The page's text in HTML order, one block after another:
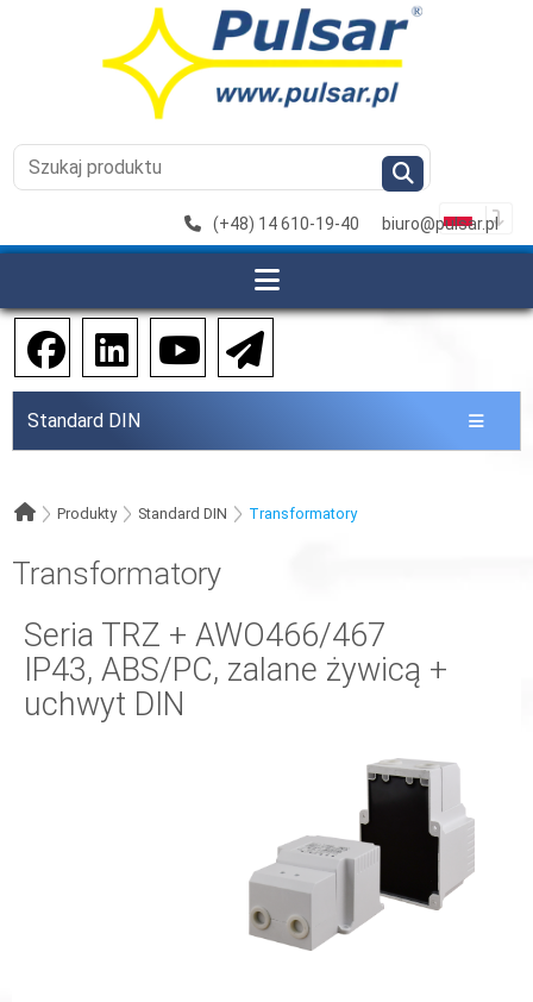
(+48) 14 610-19-40 biuro@pulsar.pl
Standard DIN
Produkty Standard DIN Transformatory
Transformatory
Seria TRZ + AWO466/467
IP43, ABS/PC, zalane żywicą +
uchwyt DIN